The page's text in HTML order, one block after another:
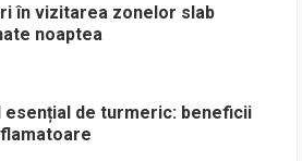
în vizitarea zonelor slab
noaptea
esențial de turmeric: beneficii